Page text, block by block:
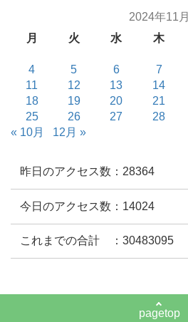
2024年11月
月
火 水 木
4
5 6 7
11
12 13 14
18
19 20 21
25
26 27 28
« 10月
12月 »
昨日のアクセス数：28364
今日のアクセス数：14024
これまでの合計 ：30483095
pagetop